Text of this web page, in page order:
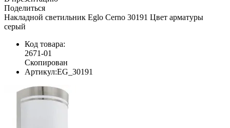
Поделиться
Накладной светильник Eglo Cerno 30191 Цвет арматуры
серый
Код товара:
2671-01
Скопирован
Артикул:EG_30191